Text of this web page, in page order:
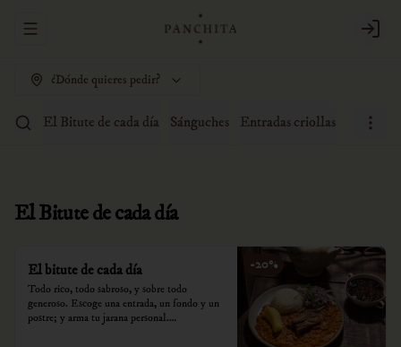
Abrir menu de navegación Login
¿Dónde quieres pedir?
El Bitute de cada día Sánguches Entradas criollas Sopas
El Bitute de cada día
-20%
El bitute de cada día
Todo rico, todo sabroso, y sobre todo
generoso. Escoge una entrada, un fondo y un
postre; y arma tu jarana personal.